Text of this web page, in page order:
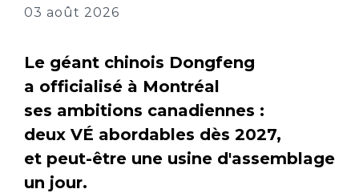
03 août 2026
Le géant chinois Dongfeng
a officialisé à Montréal
ses ambitions canadiennes :
deux VÉ abordables dès 2027,
et peut-être une usine d'assemblage
un jour.